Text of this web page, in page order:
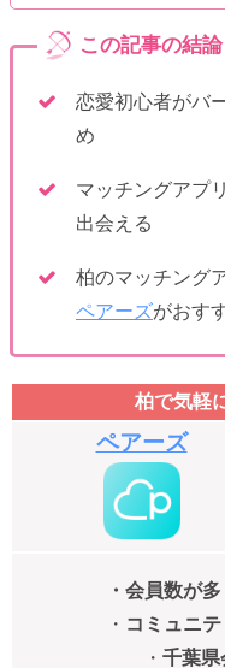
恋愛初心者がバ
め
マッチングアプ
出会える
柏のマッチング
ペアーズがおす
柏で気軽
ペアーズ
・会員数が
・ コミュニ
・ 千葉県